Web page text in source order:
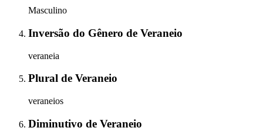
Masculino
Inversão do Gênero de Veraneio
veraneia
Plural de Veraneio
veraneios
Diminutivo de Veraneio